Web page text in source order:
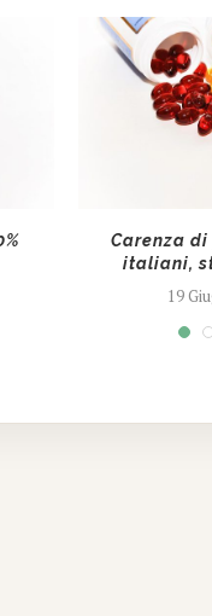
Carenza di
italiani,
19